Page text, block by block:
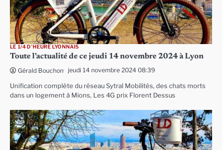
LE 1/4 D'HEURE LYONNAIS
Toute l’actualité de ce jeudi 14 novembre 2024 à Lyon
Gérald Bouchon jeudi 14 novembre 2024 08:39
Unification complète du réseau Sytral Mobilités, des chats morts
dans un logement à Mions, Les 4G prix Florent Dessus